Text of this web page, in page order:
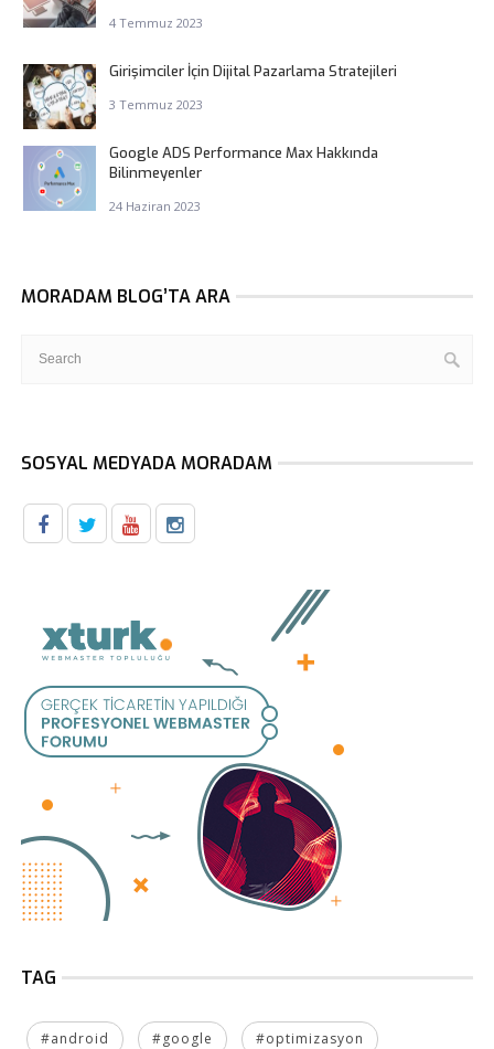
4 Temmuz 2023
Girişimciler İçin Dijital Pazarlama Stratejileri
3 Temmuz 2023
Google ADS Performance Max Hakkında
Bilinmeyenler
24 Haziran 2023
MORADAM BLOG’TA ARA
SOSYAL MEDYADA MORADAM
TAG
#android #google #optimizasyon